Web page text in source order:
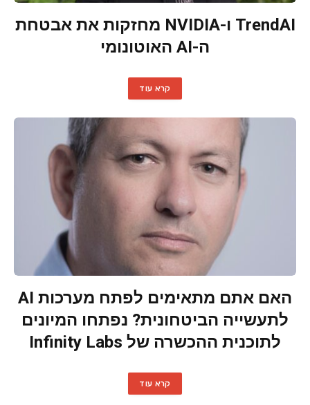
TrendAI ו-NVIDIA מחזקות את אבטחת
ה-AI האוטונומי
קרא עוד
האם אתם מתאימים לפתח מערכות AI
לתעשייה הביטחונית? נפתחו המיונים
לתוכנית ההכשרה של Infinity Labs
קרא עוד